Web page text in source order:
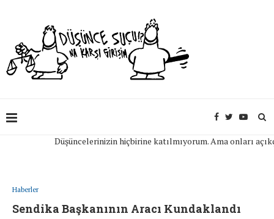
Düşüncelerinizin hiçbirine katılmıyorum. Ama onları açıkça
Haberler
Sendika Başkanının Aracı Kundaklandı